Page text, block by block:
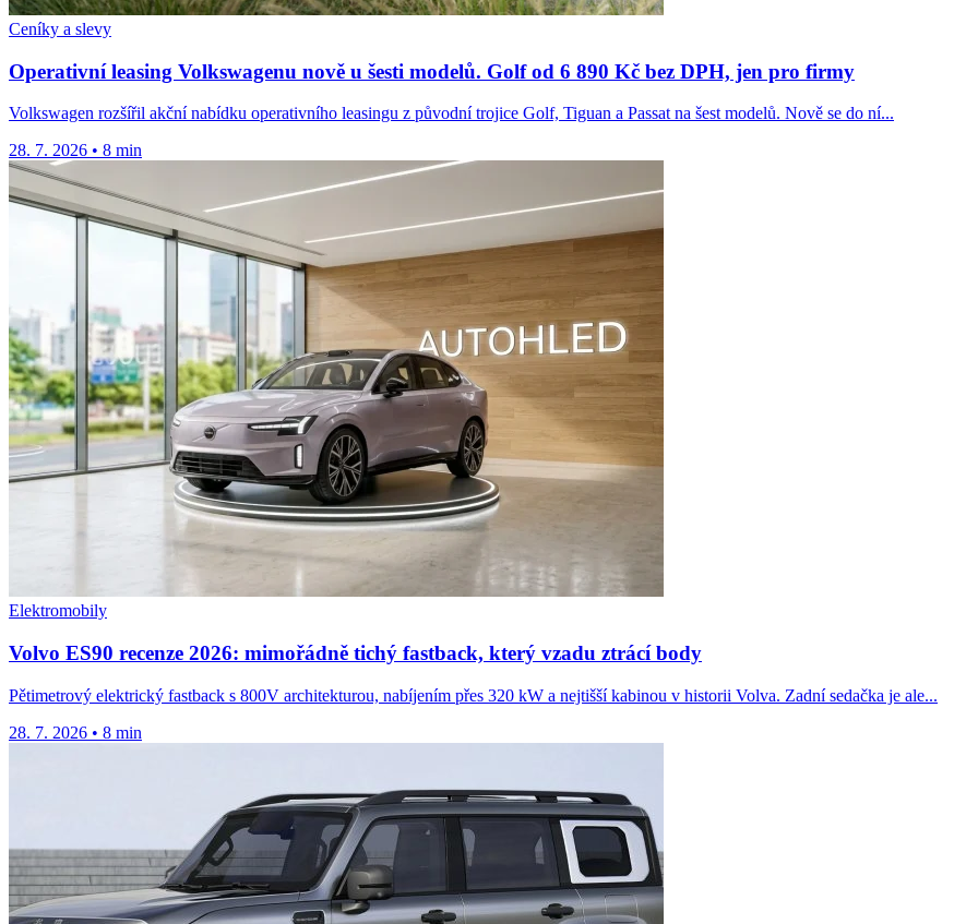
Ceníky a slevy
Operativní leasing Volkswagenu nově u šesti modelů. Golf od 6 890 Kč bez DPH, jen pro firmy
Volkswagen rozšířil akční nabídku operativního leasingu z původní trojice Golf, Tiguan a Passat na šest modelů. Nově se do ní...
28. 7. 2026 • 8 min
Elektromobily
Volvo ES90 recenze 2026: mimořádně tichý fastback, který vzadu ztrácí body
Pětimetrový elektrický fastback s 800V architekturou, nabíjením přes 320 kW a nejtišší kabinou v historii Volva. Zadní sedačka je ale...
28. 7. 2026 • 8 min